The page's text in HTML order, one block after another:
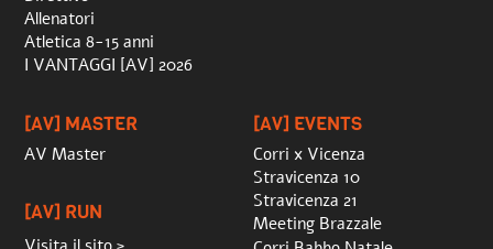
Allenatori
Atletica 8-15 anni
I VANTAGGI [AV] 2026
[AV] MASTER
AV Master
[AV] RUN
[AV] EVENTS
Corri x Vicenza
Stravicenza 10
Stravicenza 21
Meeting Brazzale